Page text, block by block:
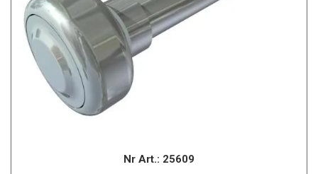
Nr Art.: 25609